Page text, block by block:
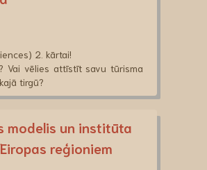
2. kārtai!
Vai vēlies attīstīt savu tūrisma
tirgū?
modelis un institūta
reģioniem